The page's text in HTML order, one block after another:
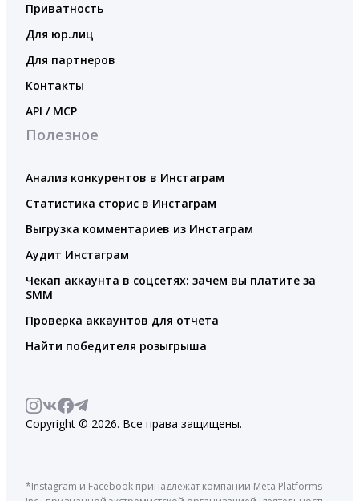
Приватность
Для юр.лиц
Для партнеров
Контакты
API / MCP
Полезное
Анализ конкурентов в Инстаграм
Статистика сторис в Инстаграм
Выгрузка комментариев из Инстаграм
Аудит Инстаграм
Чекап аккаунта в соцсетях: зачем вы платите за
SMM
Проверка аккаунтов для отчета
Найти победителя розыгрыша
Copyright © 2026. Все права защищены.
*Instagram и Facebook принадлежат компании Meta Platforms